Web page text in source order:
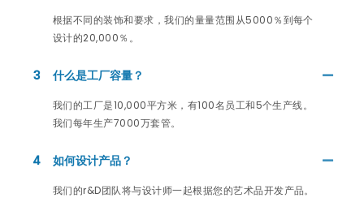
根据不同的装饰和要求，我们的量量范围从5000％到每个
设计的20,000％。
3 什么是工厂容量？
我们的工厂是10,000平方米，有100名员工和5个生产线。
我们每年生产7000万套管。
4 如何设计产品？
我们的r&D团队将与设计师一起根据您的艺术品开发产品。